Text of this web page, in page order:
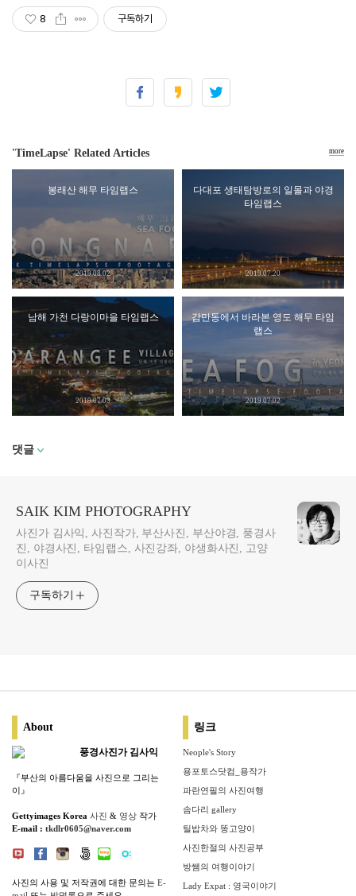
8 구독하기
'TimeLapse' Related Articles
봉래산 해무 타임랩스
2019.08.02
다대포 생태탐방로의 일몰과 야경
타임랩스
2019.07.20
남해 가천 다랑이마을 타임랩스
2019.07.03
감만동에서 바라본 영도 해무 타임
랩스
2019.07.02
more
댓글
SAIK KIM PHOTOGRAPHY
사진가 김사익, 사진작가, 부산사진, 부산야경, 풍경사
진, 야경사진, 타임랩스, 사진강좌, 야생화사진, 고양
이사진
구독하기
About
풍경사진가 김사익
『부산의 아름다움을 사진으로 그리는
이』
Gettyimages Korea 사진 & 영상 작가
E-mail : tkdlr0605@naver.com
사진의 사용 및 저작권에 대한 문의는 E-
링크
Neople's Story
용포토스닷컴_용작가
파란연필의 사진여행
솜다리 gallery
틸밥차와 똥고양이
사진한절의 사진공부
방쌤의 여행이야기
Lady Expat : 영국이야기